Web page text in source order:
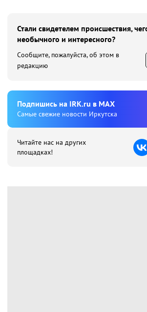
Стали свидетелем происшествия,
необычного и интересного?
Сообщите, пожалуйста, об этом в
редакцию
Подпишиcь на IRK.ru в MAX
Cамые свежие новости Иркутска
Читайте нас на других
площадках!